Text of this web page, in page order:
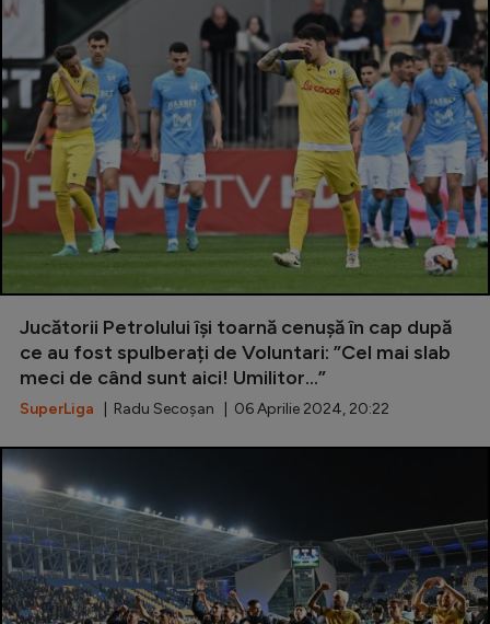
Jucătorii Petrolului își toarnă cenușă în cap după
ce au fost spulberați de Voluntari: ”Cel mai slab
meci de când sunt aici! Umilitor...”
SuperLiga | Radu Secoșan | 06 Aprilie 2024, 20:22